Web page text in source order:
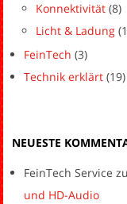
Konnektivität (8)
Licht & Ladung
FeinTech (3)
Technik erklärt (19)
NEUESTE
FeinTech Service zu
und HD-Audio